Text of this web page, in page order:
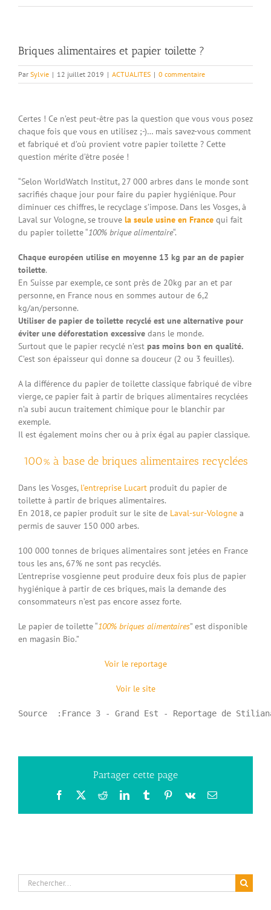
Briques alimentaires et papier toilette ?
Par Sylvie | 12 juillet 2019 | ACTUALITES | 0 commentaire
Certes ! Ce n’est peut-être pas la question que vous vous posez
chaque fois que vous en utilisez ;-)… mais savez-vous comment
et fabriqué et d’où provient votre papier toilette ? Cette
question mérite d’être posée !
“Selon WorldWatch Institut, 27 000 arbres dans le monde sont
sacrifiés chaque jour pour faire du papier hygiénique. Pour
diminuer ces chiffres, le recyclage s’impose. Dans les Vosges, à
Laval sur Vologne, se trouve la seule usine en France qui fait
du papier toilette “100% brique alimentaire“.
Chaque européen utilise en moyenne 13 kg par an de papier
toilette.
En Suisse par exemple, ce sont près de 20kg par an et par
personne, en France nous en sommes autour de 6,2
kg/an/personne.
Utiliser de papier de toilette recyclé est une alternative pour
éviter une déforestation excessive dans le monde.
Surtout que le papier recyclé n’est pas moins bon en qualité.
C’est son épaisseur qui donne sa douceur (2 ou 3 feuilles).
A la différence du papier de toilette classique fabriqué de vibre
vierge, ce papier fait à partir de briques alimentaires recyclées
n’a subi aucun traitement chimique pour le blanchir par
exemple.
Il est également moins cher ou à prix égal au papier classique.
100% à base de briques alimentaires recyclées
Dans les Vosges, l’entreprise Lucart produit du papier de
toilette à partir de briques alimentaires.
En 2018, ce papier produit sur le site de Laval-sur-Vologne a
permis de sauver 150 000 arbes.
100 000 tonnes de briques alimentaires sont jetées en France
tous les ans, 67% ne sont pas recyclés.
L’entreprise vosgienne peut produire deux fois plus de papier
hygiénique à partir de ces briques, mais la demande des
consommateurs n’est pas encore assez forte.
Le papier de toilette “100% briques alimentaires” est disponible
en magasin Bio.”
Voir le reportage
Voir le site
Source  :France 3 - Grand Est - Reportage de
Partager cette page
Facebook
X RedditLinkedInTumblrPinterest
Vk Email
Rechercher: